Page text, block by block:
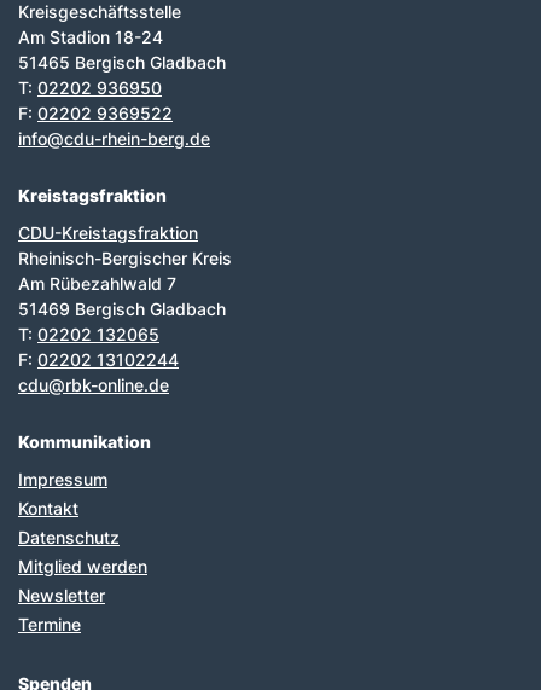
Kreisgeschäftsstelle
Am Stadion 18-24
51465 Bergisch Gladbach
T: 02202 936950
F: 02202 9369522
info@cdu-rhein-berg.de
Kreistagsfraktion
CDU-Kreistagsfraktion
Rheinisch-Bergischer Kreis
Am Rübezahlwald 7
51469 Bergisch Gladbach
T: 02202 132065
F: 02202 13102244
cdu@rbk-online.de
Kommunikation
Impressum
Kontakt
Datenschutz
Mitglied werden
Newsletter
Termine
Spenden